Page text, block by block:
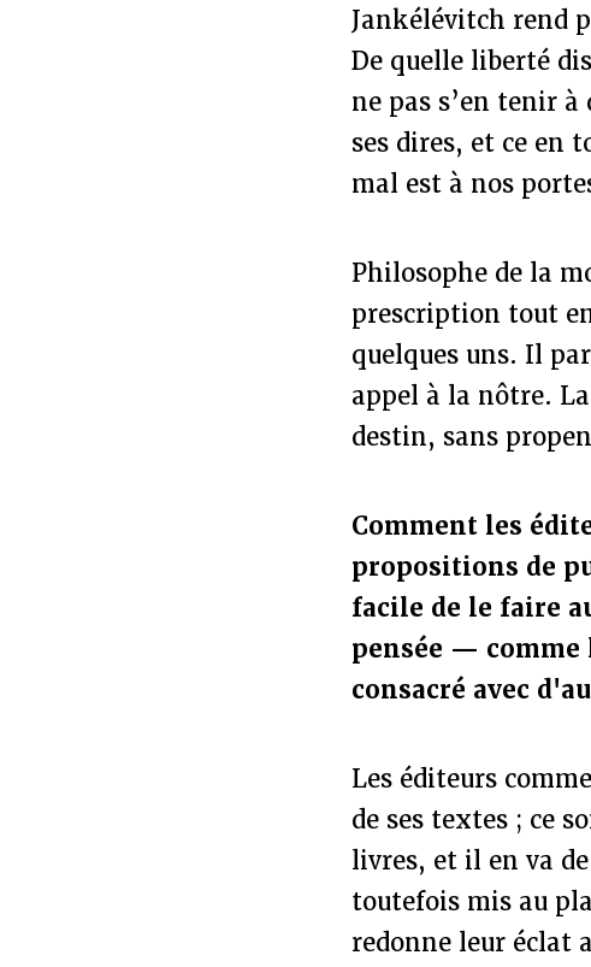
Jankélévitch rend
De quelle liberté
ne pas s’en tenir
ses dires, et ce en
mal est à nos
Philosophe de la
prescription tout
quelques uns. Il
appel à la nôtre.
destin, sans
Comment les
propositions de
facile de le faire
pensée — comme
consacré avec
Les éditeurs
de ses textes ; ce
livres, et il en va
toutefois mis au
redonne leur éclat